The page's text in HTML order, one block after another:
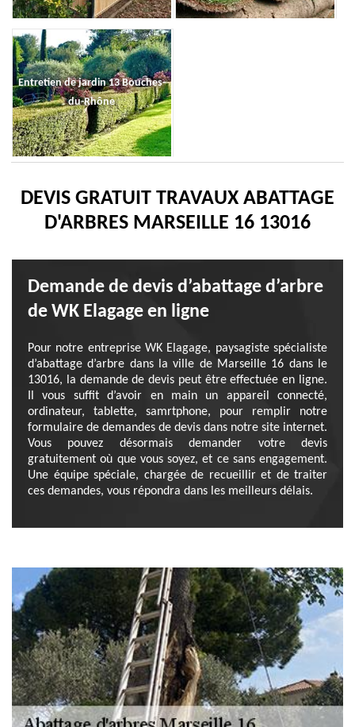
Entretien de jardin 13 Bouches-
du-Rhône
DEVIS GRATUIT TRAVAUX ABATTAGE
D'ARBRES MARSEILLE 16 13016
Demande de devis d’abattage d’arbre
de WK Elagage en ligne
Pour notre entreprise WK Elagage, paysagiste spécialiste
d’abattage d’arbre dans la ville de Marseille 16 dans le
13016, la demande de devis peut être effectuée en ligne.
Il vous suffit d’avoir en main un appareil connecté,
ordinateur, tablette, samrtphone, pour remplir notre
formulaire de demandes de devis dans notre site internet.
Vous pouvez désormais demander votre devis
gratuitement où que vous soyez, et ce sans engagement.
Une équipe spéciale, chargée de recueillir et de traiter
ces demandes, vous répondra dans les meilleurs délais.